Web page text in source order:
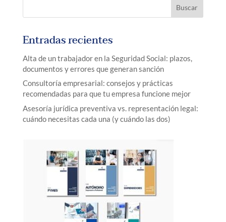
Entradas recientes
Alta de un trabajador en la Seguridad Social: plazos,
documentos y errores que generan sanción
Consultoría empresarial: consejos y prácticas
recomendadas para que tu empresa funcione mejor
Asesoría jurídica preventiva vs. representación legal:
cuándo necesitas cada una (y cuándo las dos)